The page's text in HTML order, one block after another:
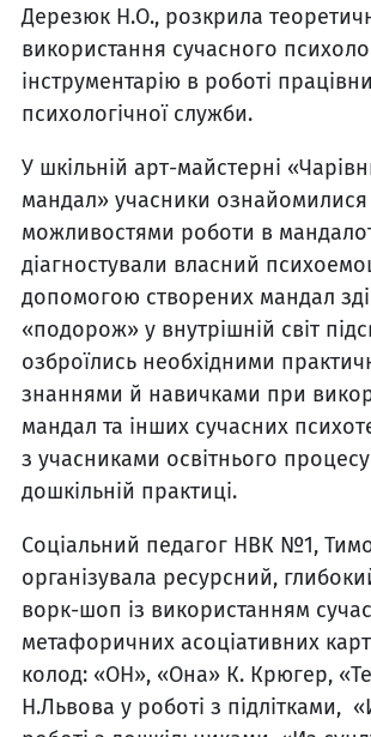
Дерезюк Н.О., розкрила
використання сучасного
інструментарію в роботі
психологічної служби.
У шкільній арт-майстерні
мандал» учасники ознайомилися
можливостями роботи в
діагностували власний
допомогою створених мандал
«подорож» у внутрішній світ
озброїлись необхідними
знаннями й навичками при
мандал та інших сучасних
з учасниками освітнього процесу
дошкільній практиці.
Соціальний педагог НВК №1,
організувала ресурсний,
ворк-шоп із використанням
метафоричних асоціативних
колод: «ОН», «Она» К. Крюгер,
Н.Львова у роботі з підлітками,